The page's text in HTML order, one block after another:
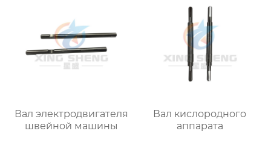
Вал электродвигателя
швейной машины
Вал кислородного
аппарата